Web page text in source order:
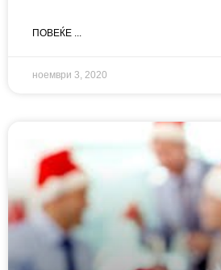
ПОВЕЌЕ ...
ноември 3, 2020